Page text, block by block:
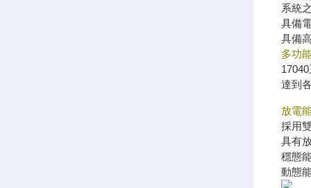
系統
具備
具備
多功
達到
放電
採用
具有
穩態
動態